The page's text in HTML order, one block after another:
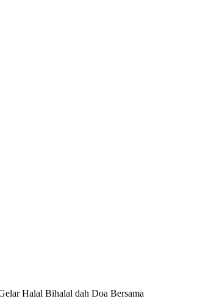
Halal Bihalal dah Doa Bersama